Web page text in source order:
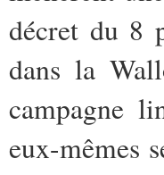
décret du 8
dans la
campagne
eux-mêmes